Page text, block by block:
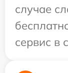
случае
сервис в